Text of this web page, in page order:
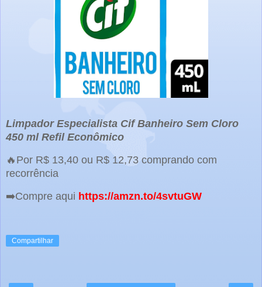
Limpador Especialista Cif Banheiro Sem Cloro
450 ml Refil Econômico
🔥Por R$ 13,40 ou R$ 12,73 comprando com
recorrência
➡️Compre aqui https://amzn.to/4svtuGW
Compartilhar